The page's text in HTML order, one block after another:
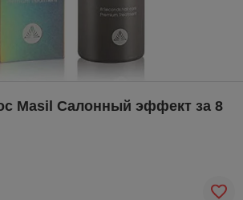
Masil Салонный эффект за 8